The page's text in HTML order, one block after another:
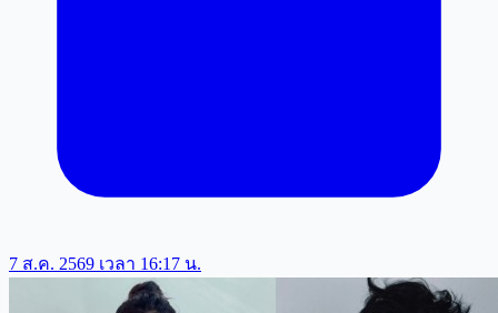
7 ส.ค. 2569 เวลา 16:17 น.